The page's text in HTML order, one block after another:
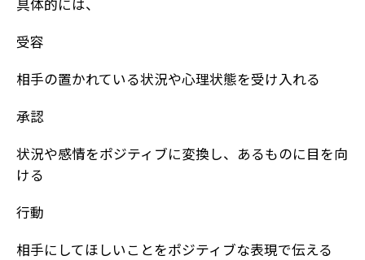
受容
相手の置かれている状況や心理状態を受け入れる
承認
状況や感情をポジティブに変換し、あるものに目を向
ける
行動
相手にしてほしいことをポジティブな表現で伝える